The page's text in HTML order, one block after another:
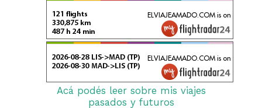
Acá podés leer sobre mis viajes
pasados y futuros